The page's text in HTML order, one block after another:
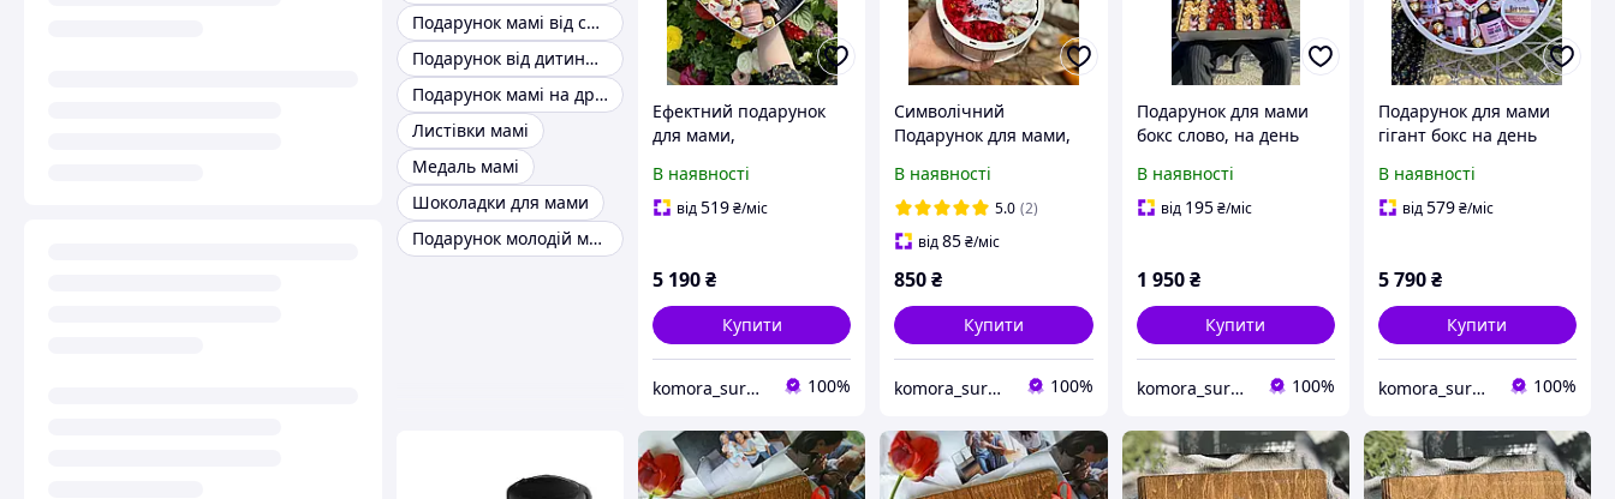
Подарунок мамі від сина
Подарунок від дитини мамі
Подарунок мамі на др ідеї
Листівки мамі
Медаль мамі
Шоколадки для мами
Подарунок молодій мамі
Ефектний подарунок
для мами,
день матері,
подарунковий набір
В наявності
від519₴/міс
5 190₴
Купити
komora_surprise 100%
Символічний
Подарунок для мами,
для мами в подарунок,
для мамусі
В наявності
5.0 (2)
від85₴/міс
850₴
Купити
komora_surprise 100%
Подарунок для мами
бокс слово, на день
в подарунок, для
мамусі
В наявності
від 195 ₴/міс
1 950 ₴
Купити
komora_surprise 100%
Подарунок для мами
гігант бокс на день
набір для мами в
подарунок, для мамусі
В наявності
від579₴/міс
5 790₴
Купити
komora_surprise 100%